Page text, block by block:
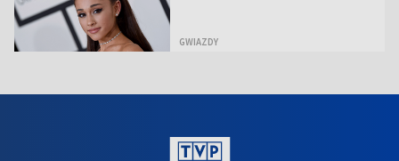
GWIAZDY